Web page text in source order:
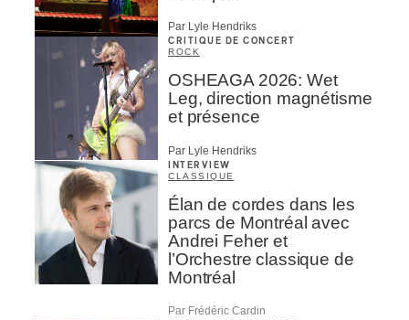
Par Lyle Hendriks
CRITIQUE DE CONCERT
ROCK
OSHEAGA 2026: Wet
Leg, direction magnétisme
et présence
Par Lyle Hendriks
INTERVIEW
CLASSIQUE
Élan de cordes dans les
parcs de Montréal avec
Andrei Feher et
l’Orchestre classique de
Montréal
Par Frédéric Cardin